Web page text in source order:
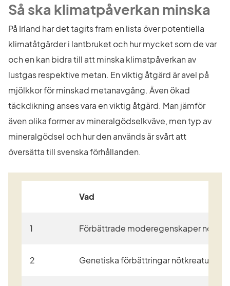
Så ska klimatpåverkan minska
På Irland har det tagits fram en lista över potentiella
klimatåtgärder i lantbruket och hur mycket som de var
och en kan bidra till att minska klimatpåverkan av
lustgas respektive metan. En viktig åtgärd är avel på
mjölkkor för minskad metanavgång. Även ökad
täckdikning anses vara en viktig åtgärd. Man jämför
även olika former av mineralgödselkväve, men typ av
mineralgödsel och hur den används är svårt att
översätta till svenska förhållanden.
Vad
1 Förbättrade moderegenskaper nöt
2 Genetiska förbättringar nötkreatur för